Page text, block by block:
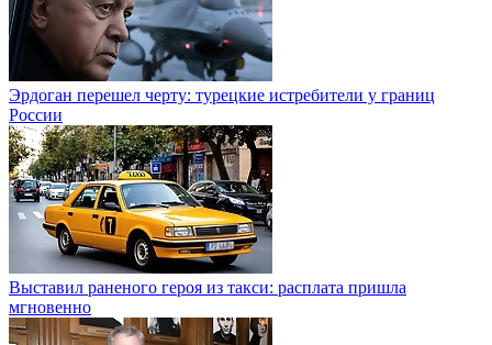
Эрдоган перешел черту: турецкие истребители у границ
России
Выставил раненого героя из такси: расплата пришла
мгновенно